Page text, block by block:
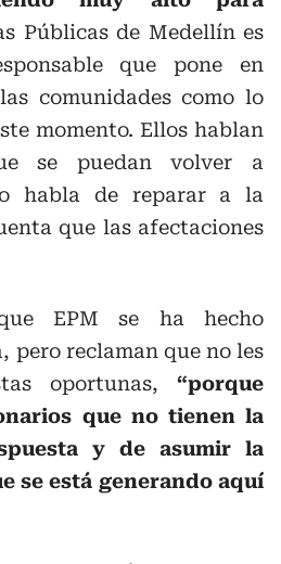
Públicas de Medellín es
que pone en
comunidades como lo
momento. Ellos hablan
se puedan volver a
habla de reparar a la
que las afectaciones
EPM se ha hecho
pero reclaman que no les
oportunas, “porque
que no tienen la
y de asumir la
se está generando aquí